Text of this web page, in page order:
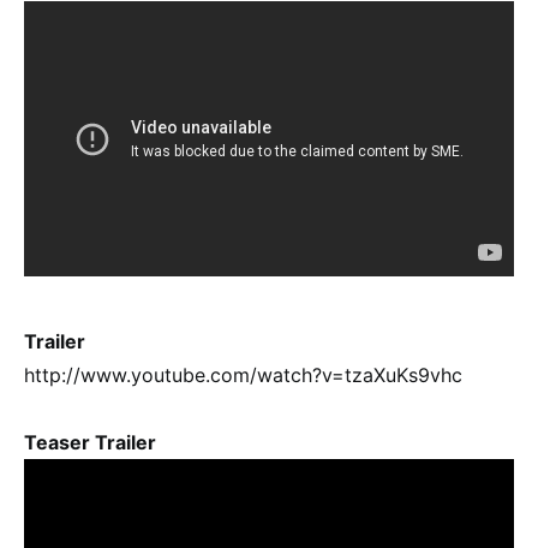
Trailer
http://www.youtube.com/watch?v=tzaXuKs9vhc
Teaser Trailer